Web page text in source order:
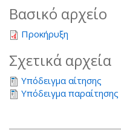
Βασικό αρχείο
Προκήρυξη
Σχετικά αρχεία
Υπόδειγμα αίτησης
Υπόδειγμα